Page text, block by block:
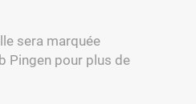
sera marquée
Pingen pour plus de